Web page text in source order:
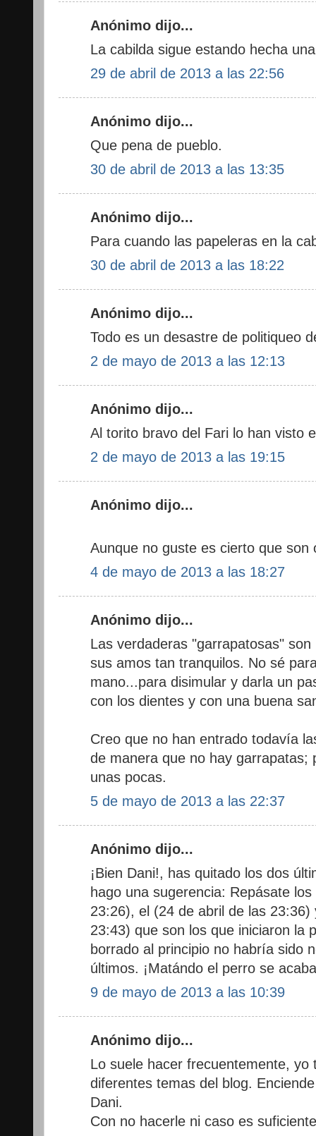
Anónimo dijo...
La cabilda sigue estando hecha
29 de abril de 2013 a las 22:56
Anónimo dijo...
Que pena de pueblo.
30 de abril de 2013 a las 13:35
Anónimo dijo...
Para cuando las papeleras en la
30 de abril de 2013 a las 18:22
Anónimo dijo...
Todo es un desastre de politiqueo
2 de mayo de 2013 a las 12:13
Anónimo dijo...
Al torito bravo del Fari lo han visto
2 de mayo de 2013 a las 19:15
Anónimo dijo...
Aunque no guste es cierto que son
4 de mayo de 2013 a las 18:27
Anónimo dijo...
Las verdaderas "garrapatosas"
sus amos tan tranquilos. No sé
mano...para disimular y darla un
con los dientes y con una buena
Creo que no han entrado todavía
de manera que no hay garrapatas;
unas pocas.
5 de mayo de 2013 a las 22:37
Anónimo dijo...
¡Bien Dani!, has quitado los dos
hago una sugerencia: Repásate
23:26), el (24 de abril de las
23:43) que son los que iniciaron la
borrado al principio no habría sido
últimos. ¡Matándo el perro se
9 de mayo de 2013 a las 10:39
Anónimo dijo...
Lo suele hacer frecuentemente, yo
diferentes temas del blog.
Dani.
Con no hacerle ni caso es